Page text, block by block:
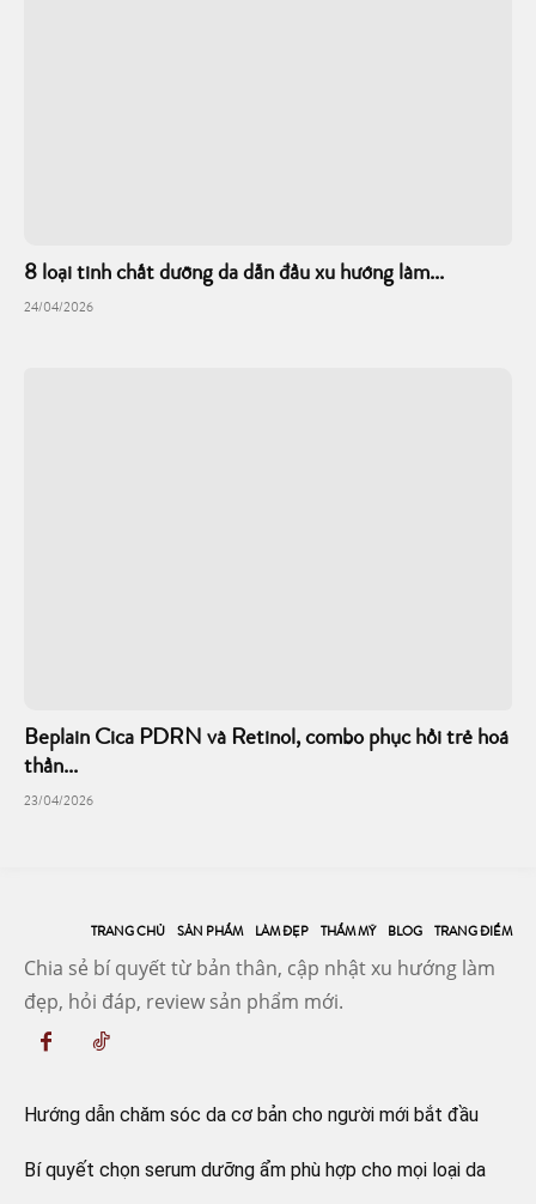
8 loại tinh chất dưỡng da dẫn đầu xu hướng làm...
24/04/2026
Beplain Cica PDRN và Retinol, combo phục hồi trẻ hoá
thần...
23/04/2026
TRANG CHỦ SẢN PHẨM LÀM ĐẸP THẨM MỸ BLOG TRANG ĐIỂM
Chia sẻ bí quyết từ bản thân, cập nhật xu hướng làm
đẹp, hỏi đáp, review sản phẩm mới.
Hướng dẫn chăm sóc da cơ bản cho người mới bắt đầu
Bí quyết chọn serum dưỡng ẩm phù hợp cho mọi loại da